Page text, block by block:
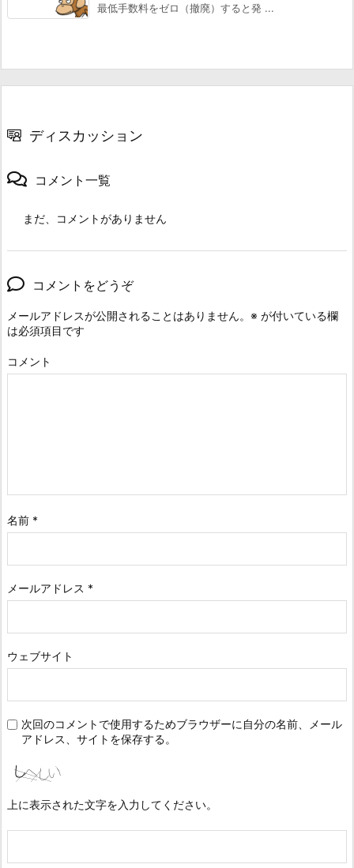
最低手数料をゼロ（撤廃）すると発 ...
ディスカッション
コメント一覧
まだ、コメントがありません
コメントをどうぞ
メールアドレスが公開されることはありません。 ※ が付いている欄
は必須項目です
コメント
名前 *
メールアドレス *
ウェブサイト
次回のコメントで使用するためブラウザーに自分の名前、メール
アドレス、サイトを保存する。
上に表示された文字を入力してください。